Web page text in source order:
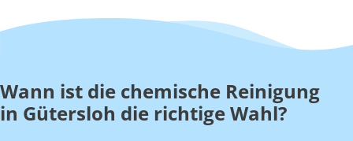
Wann ist die chemische Reinigung
in Gütersloh die richtige Wahl?